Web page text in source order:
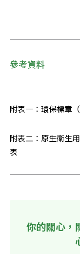
參考資料
附表一：環保標章
附表二：原生衛生
表
你的關心，